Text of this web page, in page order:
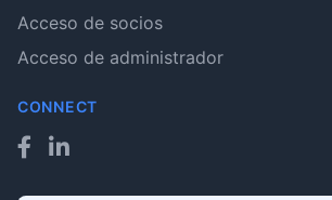
Acceso de socios
Acceso de administrador
CONNECT